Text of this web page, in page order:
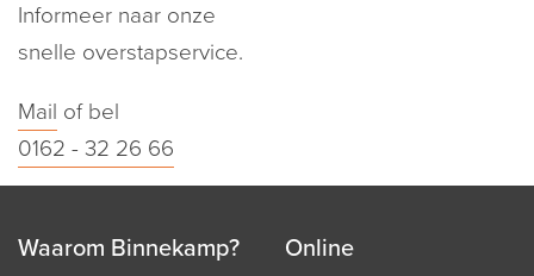
Informeer naar onze
snelle overstapservice.
Mail of bel
0162 - 32 26 66
Waarom Binnekamp? Online